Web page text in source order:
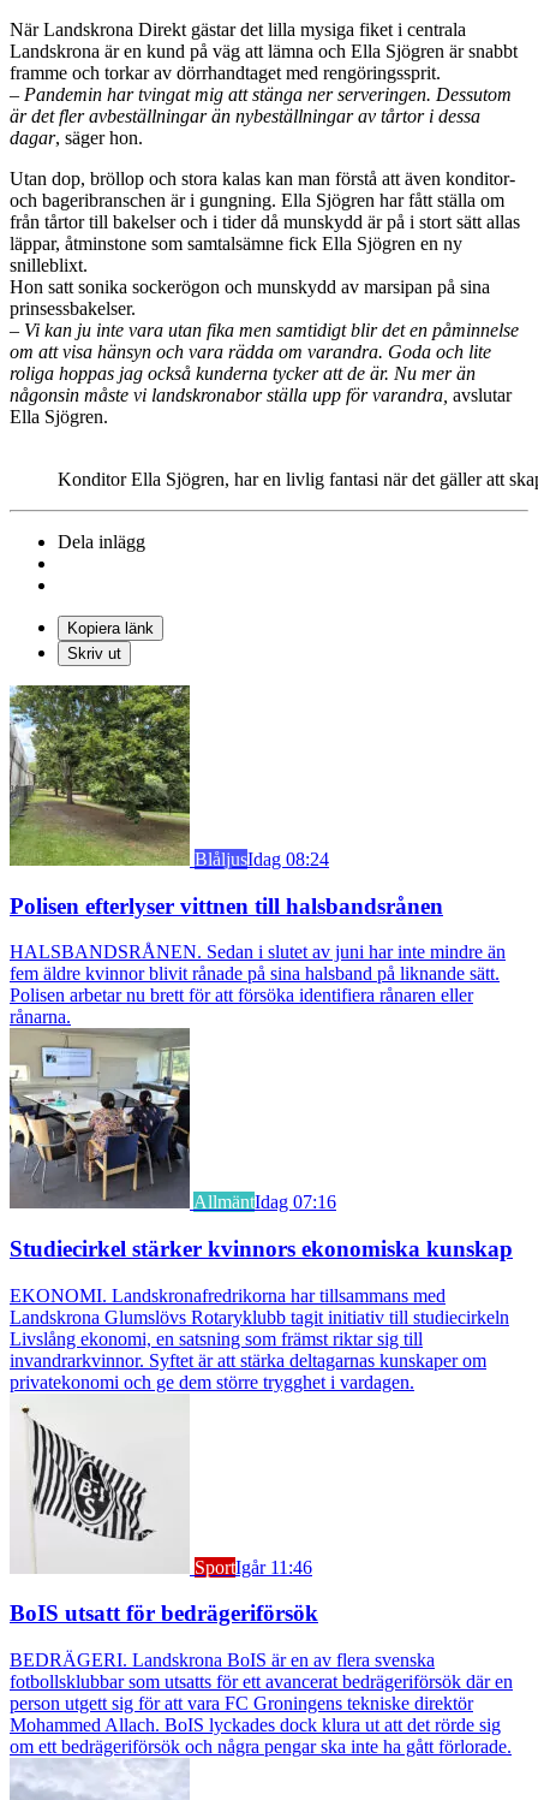
När Landskrona Direkt gästar det lilla mysiga fiket i centrala
Landskrona är en kund på väg att lämna och Ella Sjögren är snabbt
framme och torkar av dörrhandtaget med rengöringssprit.
– Pandemin har tvingat mig att stänga ner serveringen. Dessutom
är det fler avbeställningar än nybeställningar av tårtor i dessa
dagar, säger hon.
Utan dop, bröllop och stora kalas kan man förstå att även konditor-
och bageribranschen är i gungning. Ella Sjögren har fått ställa om
från tårtor till bakelser och i tider då munskydd är på i stort sätt allas
läppar, åtminstone som samtalsämne fick Ella Sjögren en ny
snilleblixt.
Hon satt sonika sockerögon och munskydd av marsipan på sina
prinsessbakelser.
– Vi kan ju inte vara utan fika men samtidigt blir det en påminnelse
om att visa hänsyn och vara rädda om varandra. Goda och lite
roliga hoppas jag också kunderna tycker att de är. Nu mer än
någonsin måste vi landskronabor ställa upp för varandra, avslutar
Ella Sjögren.
Konditor Ella Sjögren, har en livlig fantasi när det gäller att
Dela inlägg
Kopiera länk
Skriv ut
BlåljusIdag 08:24
Polisen efterlyser vittnen till halsbandsrånen
HALSBANDSRÅNEN. Sedan i slutet av juni har inte mindre än
fem äldre kvinnor blivit rånade på sina halsband på liknande sätt.
Polisen arbetar nu brett för att försöka identifiera rånaren eller
rånarna.
AllmäntIdag 07:16
Studiecirkel stärker kvinnors ekonomiska kunskap
EKONOMI. Landskronafredrikorna har tillsammans med
Landskrona Glumslövs Rotaryklubb tagit initiativ till studiecirkeln
Livslång ekonomi, en satsning som främst riktar sig till
invandrarkvinnor. Syftet är att stärka deltagarnas kunskaper om
privatekonomi och ge dem större trygghet i vardagen.
SportIgår 11:46
BoIS utsatt för bedrägeriförsök
BEDRÄGERI. Landskrona BoIS är en av flera svenska
fotbollsklubbar som utsatts för ett avancerat bedrägeriförsök där en
person utgett sig för att vara FC Groningens tekniske direktör
Mohammed Allach. BoIS lyckades dock klura ut att det rörde sig
om ett bedrägeriförsök och några pengar ska inte ha gått förlorade.